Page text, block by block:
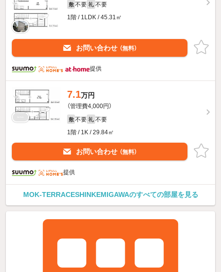
敷 不要 礼 不要
1階 / 1LDK / 45.31㎡
お問い合わせ （無料）
提供
7.1万円
（管理費4,000円）
敷 不要 礼 不要
1階 / 1K / 29.84㎡
お問い合わせ （無料）
提供
MOK-TERRACESHINKEMIGAWAのすべての部屋を見る